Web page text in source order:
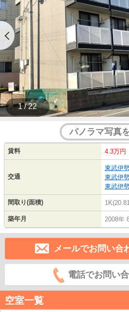
1 / 22
パノラマ写真
賃料 4.3万円
交通
東武伊
東武伊
東武伊
間取り(面積)
築年月 2008年
メールでお問い合
電話でお問い
空室一覧